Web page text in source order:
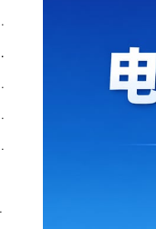
战应用
生命线
业场景
管控策略
应用价值
什么？